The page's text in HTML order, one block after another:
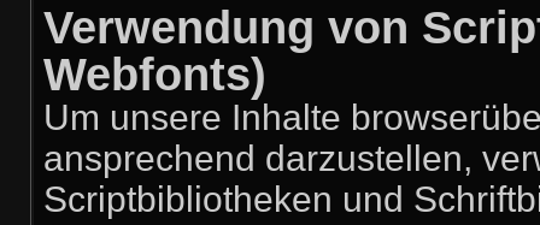
Verwendung von
Webfonts)
Um unsere Inhalte
ansprechend darzustellen,
Scriptbibliotheken und